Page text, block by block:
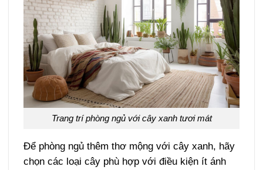
Trang trí phòng ngủ với cây xanh tươi mát
Để phòng ngủ thêm thơ mộng với cây xanh, hãy
chọn các loại cây phù hợp với điều kiện ít ánh